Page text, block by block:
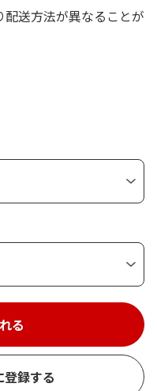
送方法が異なることが
録する